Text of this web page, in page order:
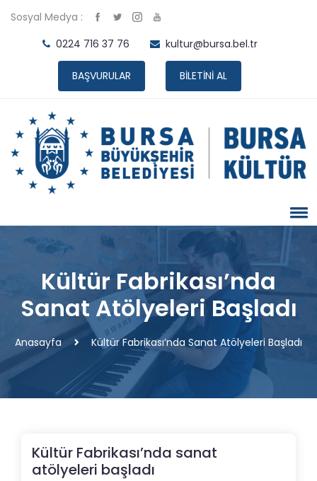
Sosyal Medya :
0224 716 37 76
kultur@bursa.bel.tr
BAŞVURULAR BİLETİNİ AL
Kültür Fabrikası’nda
Sanat Atölyeleri Başladı
Anasayfa Kültür Fabrikası’nda Sanat Atölyeleri Başladı
Kültür Fabrikası’nda sanat
atölyeleri başladı